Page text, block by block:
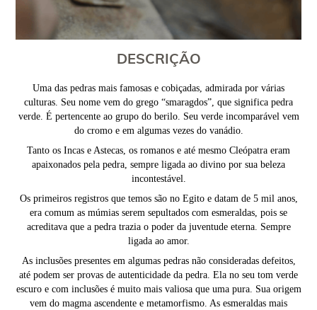
DESCRIÇÃO
Uma das pedras mais famosas e cobiçadas, admirada por várias
culturas. Seu nome vem do grego “smaragdos”, que significa pedra
verde. É pertencente ao grupo do berilo. Seu verde incomparável vem
do cromo e em algumas vezes do vanádio.
Tanto os Incas e Astecas, os romanos e até mesmo Cleópatra eram
apaixonados pela pedra, sempre ligada ao divino por sua beleza
incontestável.
Os primeiros registros que temos são no Egito e datam de 5 mil anos,
era comum as múmias serem sepultados com esmeraldas, pois se
acreditava que a pedra trazia o poder da juventude eterna. Sempre
ligada ao amor.
As inclusões presentes em algumas pedras não consideradas defeitos,
até podem ser provas de autenticidade da pedra. Ela no seu tom verde
escuro e com inclusões é muito mais valiosa que uma pura. Sua origem
vem do magma ascendente e metamorfismo. As esmeraldas mais